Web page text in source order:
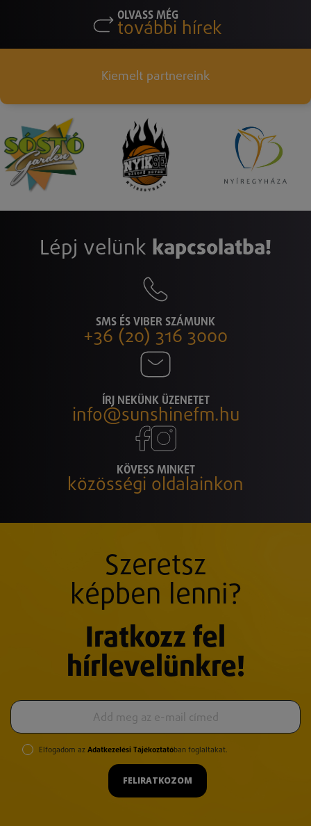
OLVASS MÉG
további hírek
Kiemelt partnereink
Lépj velünk kapcsolatba!
SMS ÉS VIBER SZÁMUNK
+36 (20) 316 3000
ÍRJ NEKÜNK ÜZENETET
info@sunshinefm.hu
KÖVESS MINKET
közösségi oldalainkon
Szeretsz
képben lenni?
Iratkozz fel
hírlevelünkre!
Elfogadom az Adatkezelési Tájékoztatóban foglaltakat.
FELIRATKOZOM